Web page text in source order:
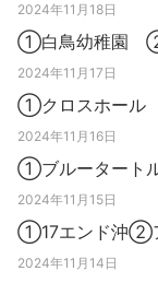
2024年11月18日
①白鳥幼稚園 ②
2024年11月17日
①クロスホール
2024年11月16日
①ブルータート
2024年11月15日
①17エンド沖②
2024年11月14日